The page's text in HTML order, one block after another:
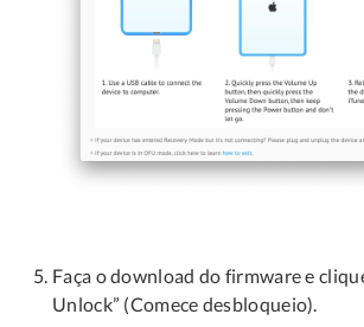
Faça o download do firmware e
Unlock” (Comece desbloqueio).